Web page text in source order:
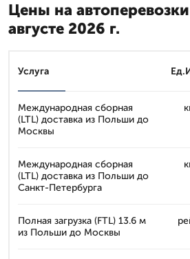
Цены на
августе 2026 г.
Услуга
Международная сборная
(LTL) доставка из Польши до
Москвы
Международная сборная
(LTL) доставка из Польши до
Санкт-Петербурга
Полная загрузка (FTL) 13.6 м
из Польши до Москвы